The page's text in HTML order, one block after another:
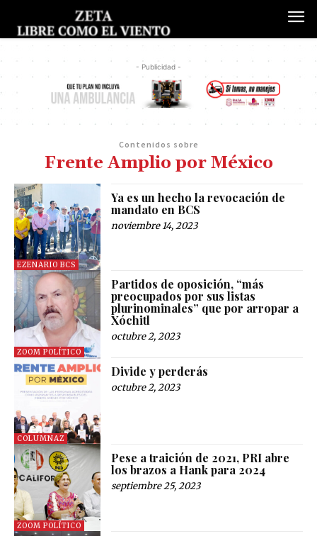
- Publicidad -
Contenidos sobre
Frente Amplio por México
EZENARIO BCS
Ya es un hecho la revocación de
mandato en BCS
noviembre 14, 2023
ZOOM POLÍTICO
Partidos de oposición, “más
preocupados por sus listas
plurinominales” que por arropar a
Xóchitl
octubre 2, 2023
COLUMNAZ
Divide y perderás
octubre 2, 2023
ZOOM POLÍTICO
Pese a traición de 2021, PRI abre
los brazos a Hank para 2024
septiembre 25, 2023